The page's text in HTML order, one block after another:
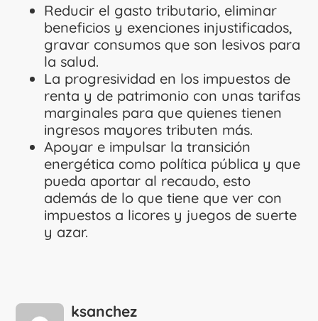
Reducir el gasto tributario, eliminar
beneficios y exenciones injustificados,
gravar consumos que son lesivos para
la salud.
La progresividad en los impuestos de
renta y de patrimonio con unas tarifas
marginales para que quienes tienen
ingresos mayores tributen más.
Apoyar e impulsar la transición
energética como política pública y que
pueda aportar al recaudo, esto
además de lo que tiene que ver con
impuestos a licores y juegos de suerte
y azar.
ksanchez